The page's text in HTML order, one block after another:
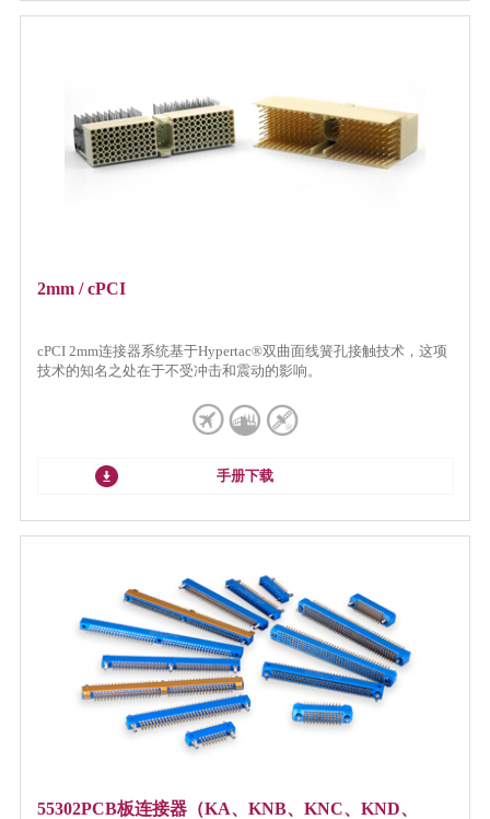
2mm / cPCI
cPCI 2mm连接器系统基于Hypertac®双曲面线簧孔接触技术，这项
技术的知名之处在于不受冲击和震动的影响。
手册下载
55302PCB板连接器（KA、KNB、KNC、KND、